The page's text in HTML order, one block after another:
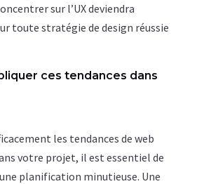
sur l’UX deviendra
toute stratégie de design réussie
ces tendances dans
les tendances de web
votre projet, il est essentiel de
planification minutieuse. Une